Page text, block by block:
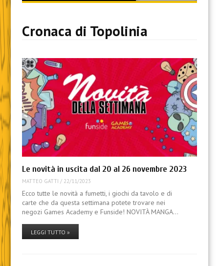
content
Cronaca di Topolinia
Le novità in uscita dal 20 al 26 novembre 2023
MATTEO GATTI / 22/11/2023
Ecco tutte le novità a fumetti, i giochi da tavolo e di
carte che da questa settimana potete trovare nei
negozi Games Academy e Funside! NOVITÀ MANGA…
LEGGI TUTTO »